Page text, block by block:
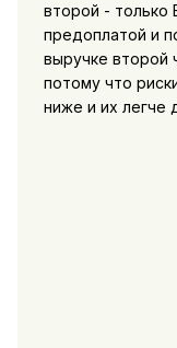
второй - только
предоплатой и
выручке второй
потому что
ниже и их легче